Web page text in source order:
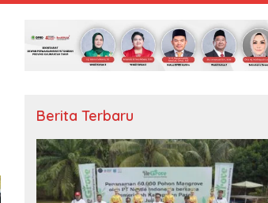
Berita Terbaru